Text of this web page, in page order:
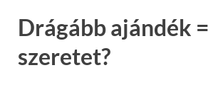
Drágább ajándék
szeretet?